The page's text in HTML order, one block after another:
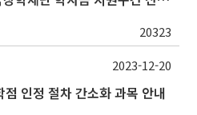
20323
인정 절차 간소화 과목 안내
2023-12-20